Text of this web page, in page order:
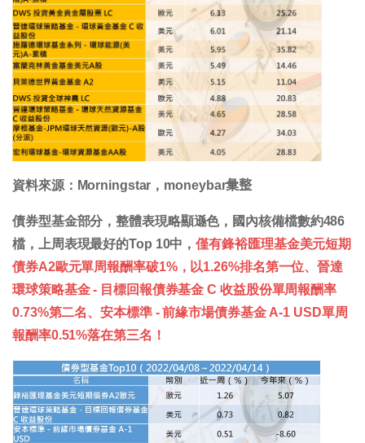
資料來源：Morningstar，moneybar𢑥整
債券型基金部分，整體表現略顯遜色，國內核備檔數約486
檔，上周表現最好的Top 10中，僅有鋒裕匯理基金美元短期
債券A2歐元單周報酬率破1%，以1.26%排名第一位、晉達
環球策略基金 - 目標回報債券基金 C 收益股份單周報酬率
0.73%第二名、安本標準 - 前緣市場債券基金 A-1 USD單周
報酬率0.51%落在第三名！